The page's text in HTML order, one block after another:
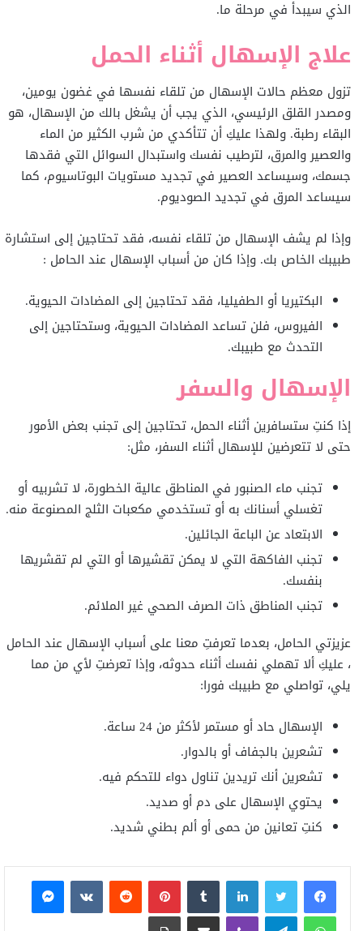
الذي سيبدأ في مرحلة ما.
علاج الإسهال أثناء الحمل
تزول معظم حالات الإسهال من تلقاء نفسها في غضون يومين،
ومصدر القلق الرئيسي، الذي يجب أن يشغل بالك من الإسهال، هو
البقاء رطبة. ولهذا عليكِ أن تتأكدي من شرب الكثير من الماء
والعصير والمرق، لترطيب نفسك واستبدال السوائل التي فقدها
جسمك، وسيساعد العصير في تجديد مستويات البوتاسيوم، كما
سيساعد المرق في تجديد الصوديوم.
وإذا لم يشف الإسهال من تلقاء نفسه، فقد تحتاجين إلى استشارة
طبيبك الخاص بك. وإذا كان من أسباب الإسهال عند الحامل :
البكتيريا أو الطفيليا، فقد تحتاجين إلى المضادات الحيوية.
الفيروس، فلن تساعد المضادات الحيوية، وستحتاجين إلى
التحدث مع طبيبك.
الإسهال والسفر
إذا كنتِ ستسافرين أثناء الحمل، تحتاجين إلى تجنب بعض الأمور
حتى لا تتعرضين للإسهال أثناء السفر، مثل:
تجنب ماء الصنبور في المناطق عالية الخطورة، لا تشربيه أو
تغسلي أسنانك به أو تستخدمي مكعبات الثلج المصنوعة منه.
الابتعاد عن الباعة الجائلين.
تجنب الفاكهة التي لا يمكن تقشيرها أو التي لم تقشريها
بنفسك.
تجنب المناطق ذات الصرف الصحي غير الملائم.
عزيزتي الحامل، بعدما تعرفتِ معنا على أسباب الإسهال عند الحامل
، عليكِ ألا تهملي نفسك أثناء حدوثه، وإذا تعرضتِ لأي من مما
يلي، تواصلي مع طبيبك فورا:
الإسهال حاد أو مستمر لأكثر من 24 ساعة.
تشعرين بالجفاف أو بالدوار.
تشعرين أنك تريدين تناول دواء للتحكم فيه.
يحتوي الإسهال على دم أو صديد.
كنتِ تعانين من حمى أو ألم بطني شديد.
فيسبوكتويتر لينكدإن بينتيريست
ماسنجر
واتساب تيلقرام ڤايبر مشاركة عبر البريد طباعة